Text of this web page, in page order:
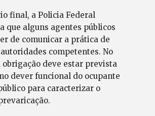
final, a Policia Federal
que alguns agentes públicos
de comunicar a prática de
competentes. No
obrigação deve estar prevista
dever funcional do ocupante
para caracterizar o